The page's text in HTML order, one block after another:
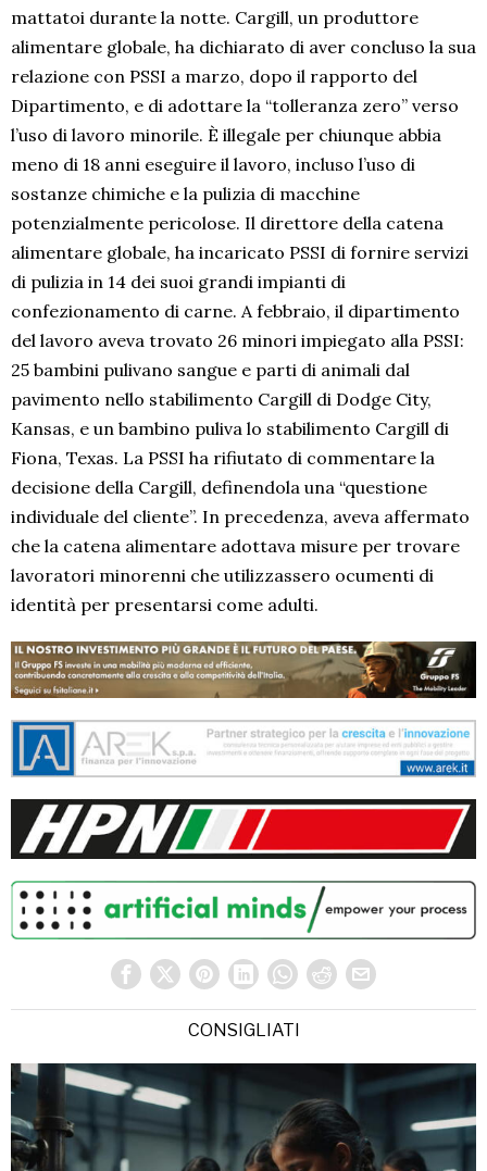
mattatoi durante la notte. Cargill, un produttore
alimentare globale, ha dichiarato di aver concluso la sua
relazione con PSSI a marzo, dopo il rapporto del
Dipartimento, e di adottare la “tolleranza zero” verso
l’uso di lavoro minorile. È illegale per chiunque abbia
meno di 18 anni eseguire il lavoro, incluso l’uso di
sostanze chimiche e la pulizia di macchine
potenzialmente pericolose. Il direttore della catena
alimentare globale, ha incaricato PSSI di fornire servizi
di pulizia in 14 dei suoi grandi impianti di
confezionamento di carne. A febbraio, il dipartimento
del lavoro aveva trovato 26 minori impiegato alla PSSI:
25 bambini pulivano sangue e parti di animali dal
pavimento nello stabilimento Cargill di Dodge City,
Kansas, e un bambino puliva lo stabilimento Cargill di
Fiona, Texas. La PSSI ha rifiutato di commentare la
decisione della Cargill, definendola una “questione
individuale del cliente”. In precedenza, aveva affermato
che la catena alimentare adottava misure per trovare
lavoratori minorenni che utilizzassero ocumenti di
identità per presentarsi come adulti.
CONSIGLIATI